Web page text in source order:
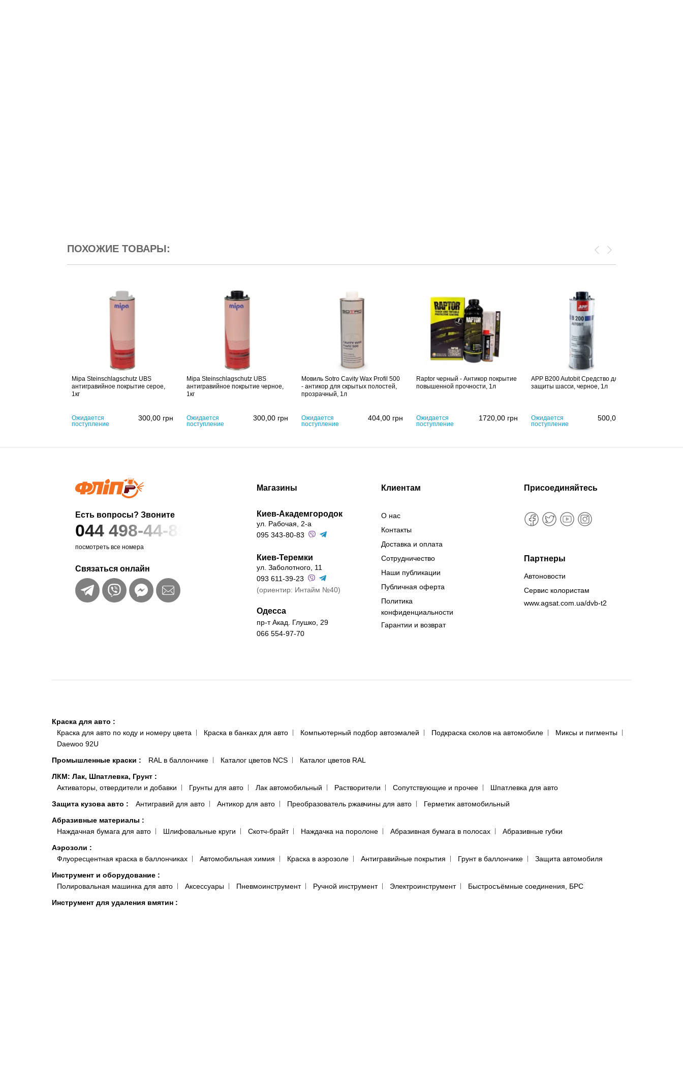
ПОХОЖИЕ ТОВАРЫ:
Mipa Steinschlagschutz UBS
антигравийное покрытие серое,
1кг
Ожидается
поступление
300,00 грн
Mipa Steinschlagschutz UBS
антигравийное покрытие черное,
1кг
Ожидается
поступление
300,00 грн
Мовиль Sotro Cavity Wax Profil 500
- антикор для скрытых полостей,
прозрачный, 1л
Ожидается
поступление
404,00 грн
Raptor черный - Антикор покрытие
повышенной прочности, 1л
Ожидается
поступление
1720,00 грн
APP B200 Autobit Средство для
защиты шасси, черное, 1л
Ожидается
поступление
500,00
Есть вопросы? Звоните
044 498-44-89
посмотреть все номера
Связаться онлайн
Магазины
Киев-Академгородок
ул. Рабочая, 2-а
095 343-80-83
Киев-Теремки
ул. Заболотного, 11
093 611-39-23
(ориентир: Интайм №40)
Одесса
пр-т Акад. Глушко, 29
066 554-97-70
Клиентам
О нас
Контакты
Доставка и оплата
Сотрудничество
Наши публикации
Публичная оферта
Политика
конфиденциальности
Гарантии и возврат
Присоединяйтесь
Партнеры
Автоновости
Сервис колористам
www.agsat.com.ua/dvb-t2
Краска для авто :
Краска для авто по коду и номеру цвета
Краска в банках для авто Компьютерный подбор автоэмалей Подкраска сколов на автомобиле
Миксы и пигменты
Daewoo 92U
Промышленные краски : RAL в баллончике Каталог цветов NCS
Каталог цветов RAL
ЛКМ: Лак, Шпатлевка, Грунт :
Активаторы, отвердители и добавки
Грунты для авто Лак автомобильный Растворители Сопутствующие и прочее
Шпатлевка для авто
Защита кузова авто : Антигравий для авто Антикор для авто Преобразователь ржавчины для авто
Герметик автомобильный
Абразивные материалы :
Наждачная бумага для авто
Шлифовальные круги Скотч-брайт Наждачка на поролоне Абразивная бумага в полосах
Абразивные губки
Аэрозоли :
Флуоресцентная краска в баллончиках
Автомобильная химия Краска в аэрозоле Антигравийные покрытия Грунт в баллончике
Защита автомобиля
Инструмент и оборудование :
Полировальная машинка для авто
Аксессуары Пневмоинструмент Ручной инструмент Электроинструмент
Быстросъёмные соединения, БРС
Инструмент для удаления вмятин :